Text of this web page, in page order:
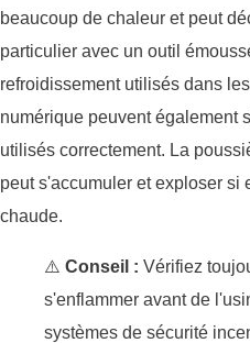
beaucoup de chaleur et peut
particulier avec un outil
refroidissement utilisés dans
numérique peuvent également
utilisés correctement. La
peut s'accumuler et exploser si
chaude.
⚠️ Conseil : Vérifiez
s'enflammer avant de
systèmes de sécurité